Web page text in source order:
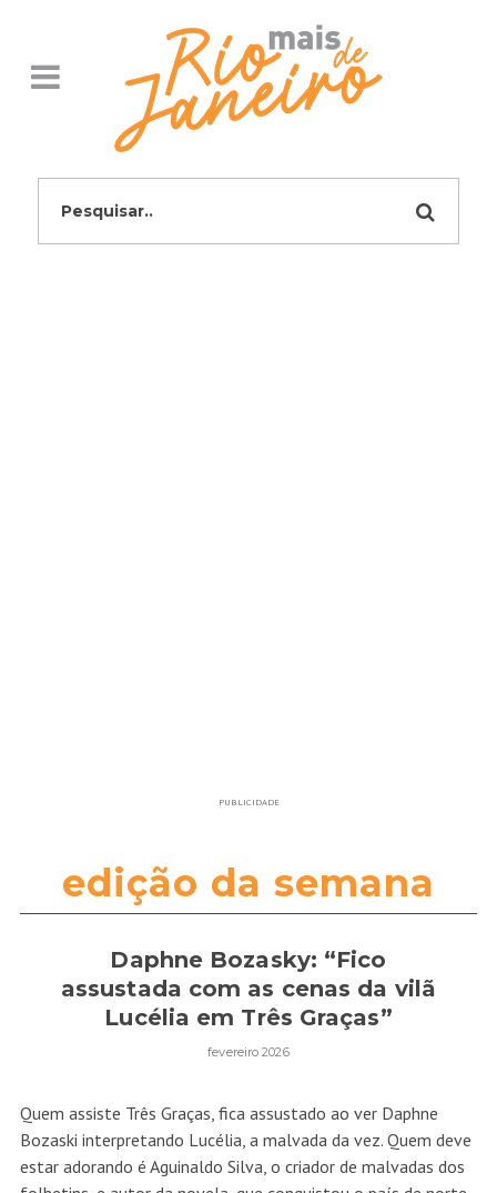
PUBLICIDADE
edição da semana
Daphne Bozasky: “Fico
assustada com as cenas da vilã
Lucélia em Três Graças”
fevereiro 2026
Quem assiste Três Graças, fica assustado ao ver Daphne
Bozaski interpretando Lucélia, a malvada da vez. Quem deve
estar adorando é Aguinaldo Silva, o criador de malvadas dos